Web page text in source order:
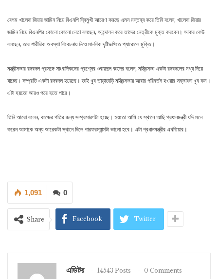
বেগম খালেদা জিয়ার জামিন নিয়ে বিএনপি দ্বিমুখী আচরণ করছে এমন মন্তব্য করে তিনি বলেন, খালেদা জিয়ার
জামিন নিয়ে বিএনপির কোনো কোনো নেতা বলছেন, আন্দোলন করে তাদের নেত্রীকে মুক্ত করবেন। আবার কেউ
বলছেন, তার শারীরিক অবস্থা বিবেচনায় নিয়ে মানবিক দৃষ্টিভঙ্গিতে প্যারোলে মুক্তি।
মন্ত্রীসভার রদবদল প্রসঙ্গে সাংবাদিকদের প্রশ্নের ওবায়দুল কাদের বলেন, মন্ত্রিসভা একটা রদবদলের মধ্য দিয়ে
যাচ্ছে। সম্প্রতি একটা রদবদল হয়েছে। তাই খুব তাড়াতাড়ি মন্ত্রিসভায় আবার পরিবর্তন হওয়ার সম্ভাবনা খুব কম।
এটা হয়তো আরও পরে হতে পারে।
তিনি আরো বলেন, কাজের গতির জন্য সম্প্রসারণটা হচ্ছে। হয়তো আমি যে স্থানে আছি প্রধানমন্ত্রী যদি মনে
করেন আমাকে অন্য আরেকটা স্থানে দিলে পারফরম্যান্সটা ভালো হবে। এটা প্রধানমন্ত্রীর এখতিয়ার।
0
1,091
Share Facebook Twitter
এডিটর 14543 Posts 0 Comments